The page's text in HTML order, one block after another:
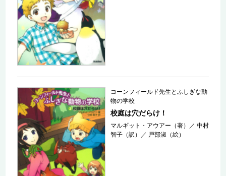
コーンフィールド先生とふしぎな動
物の学校
校庭は穴だらけ！
マルギット・アウアー（著） ／中村
智子（訳）
／ 戸部淑（絵）